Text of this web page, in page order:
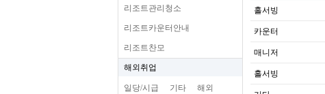
리조트관리청소
리조트카운터안내
리조트찬모
해외취업
일당/시급 기타 해외
홀서빙
카운터
매니저
홀서빙